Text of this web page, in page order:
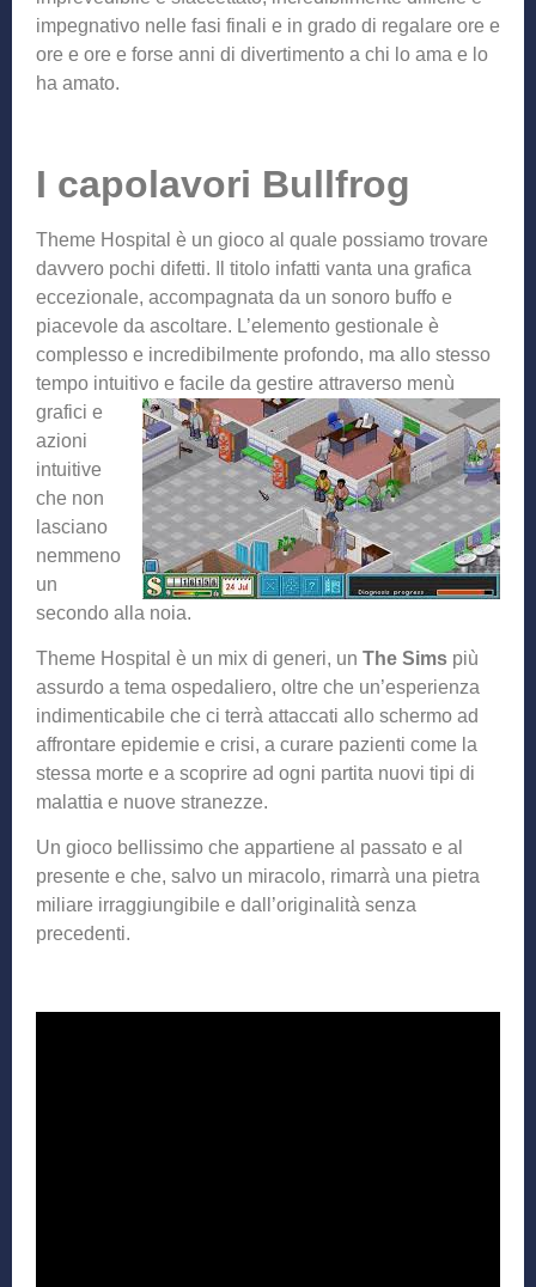
impegnativo nelle fasi finali e in grado di regalare ore e
ore e ore e forse anni di divertimento a chi lo ama e lo
ha amato.
I capolavori Bullfrog
Theme Hospital è un gioco al quale possiamo trovare
davvero pochi difetti. Il titolo infatti vanta una grafica
eccezionale, accompagnata da un sonoro buffo e
piacevole da ascoltare. L’elemento gestionale è
complesso e incredibilmente profondo, ma allo stesso
tempo intuitivo e facile da gestire attraverso menù
grafici e
azioni
intuitive
che non
lasciano
nemmeno
un
secondo alla noia.
Theme Hospital è un mix di generi, un The Sims più
assurdo a tema ospedaliero, oltre che un’esperienza
indimenticabile che ci terrà attaccati allo schermo ad
affrontare epidemie e crisi, a curare pazienti come la
stessa morte e a scoprire ad ogni partita nuovi tipi di
malattia e nuove stranezze.
Un gioco bellissimo che appartiene al passato e al
presente e che, salvo un miracolo, rimarrà una pietra
miliare irraggiungibile e dall’originalità senza
precedenti.